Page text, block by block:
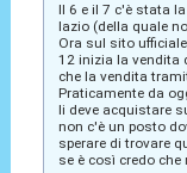
Il 6 e il 7 c'è stata
lazio (della quale
Ora sul sito
12 inizia la vendita
che la vendita
Praticamente da
li deve acquistare
non c'è un posto
sperare di trovare
se è così credo che